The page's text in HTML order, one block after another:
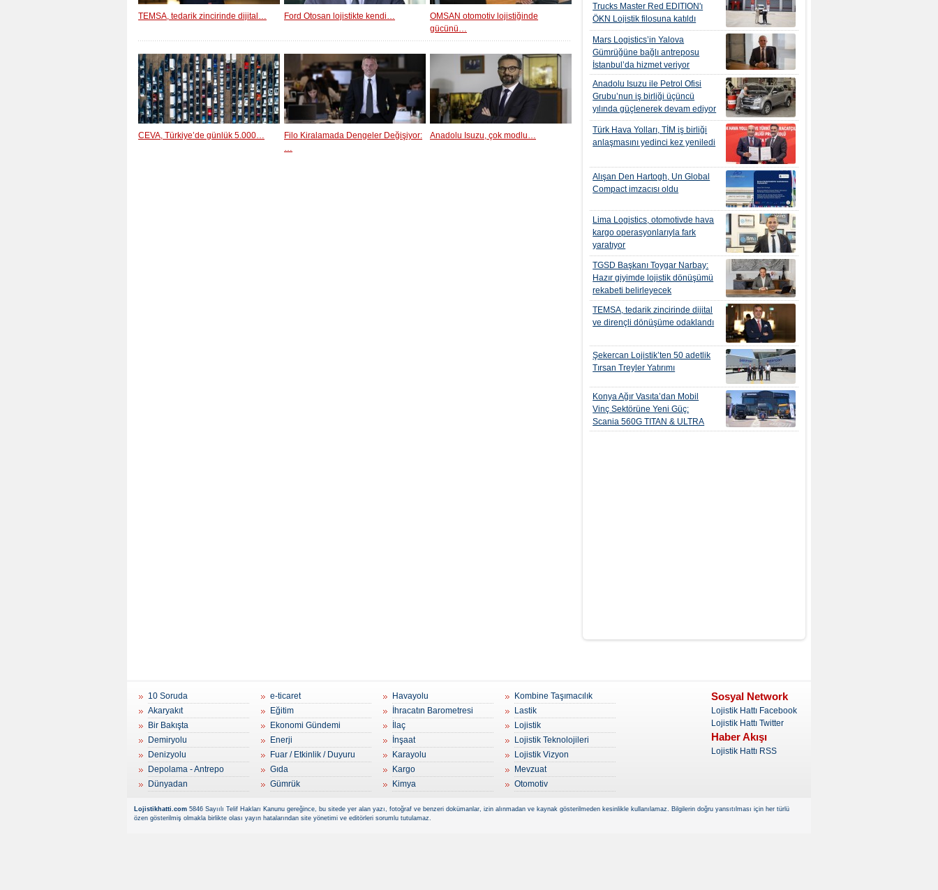
Trucks Master Red EDITION'ı
ÖKN Lojistik filosuna katıldı
Mars Logistics’in Yalova
Gümrüğüne bağlı antreposu
İstanbul’da hizmet veriyor
Anadolu Isuzu ile Petrol Ofisi
Grubu’nun iş birliği üçüncü
yılında güçlenerek devam ediyor
Türk Hava Yolları, TİM iş birliği
anlaşmasını yedinci kez yeniledi
Alışan Den Hartogh, Un Global
Compact imzacısı oldu
Lima Logistics, otomotivde hava
kargo operasyonlarıyla fark
yaratıyor
TGSD Başkanı Toygar Narbay:
Hazır giyimde lojistik dönüşümü
rekabeti belirleyecek
TEMSA, tedarik zincirinde dijital
ve dirençli dönüşüme odaklandı
Şekercan Lojistik’ten 50 adetlik
Tırsan Treyler Yatırımı
Konya Ağır Vasıta’dan Mobil
Vinç Sektörüne Yeni Güç:
Scania 560G TITAN & ULTRA
TEMSA, tedarik zincirinde dijital… Ford Otosan lojistikte kendi…
OMSAN otomotiv lojistiğinde
gücünü…
CEVA, Türkiye’de günlük 5.000…
Filo Kiralamada Dengeler Değişiyor:
…
Anadolu Isuzu, çok modlu…
10 Soruda
Akaryakıt
Bir Bakışta
Demiryolu
Denizyolu
Depolama - Antrepo
Dünyadan
e-ticaret
Eğitim
Ekonomi Gündemi
Enerji
Fuar / Etkinlik / Duyuru
Gıda
Gümrük
Havayolu
İhracatın Barometresi
İlaç
İnşaat
Karayolu
Kargo
Kimya
Kombine Taşımacılık
Lastik
Lojistik
Lojistik Teknolojileri
Lojistik Vizyon
Mevzuat
Otomotiv
Sosyal Network
Lojistik Hattı Facebook
Lojistik Hattı Twitter
Haber Akışı
Lojistik Hattı RSS
Lojistikhatti.com 5846 Sayıılı Telif Hakları Kanunu gereğince, bu sitede yer alan yazı, fotoğraf ve benzeri dokümanlar, izin alınmadan ve kaynak gösterilmeden kesinlikle kullanılamaz. Bilgilerin doğru yansıtılması için her türlü
özen gösterilmiş olmakla birlikte olası yayın hatalarından site yönetimi ve editörleri sorumlu tutulamaz.